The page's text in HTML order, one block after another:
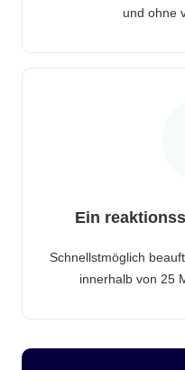
und ohne
Ein
Schnellstmöglich
innerhalb von 25